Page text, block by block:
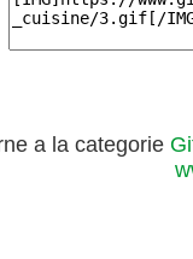
a la categorie